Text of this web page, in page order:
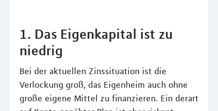
1. Das Eigenkapital ist zu
niedrig
Bei der aktuellen Zinssituation ist die
Verlockung groß, das Eigenheim auch ohne
große eigene Mittel zu finanzieren. Ein derart